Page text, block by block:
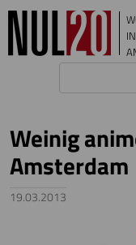
Overslaan en naar de inhoud
Weinig
Amsterdam
19.03.2013